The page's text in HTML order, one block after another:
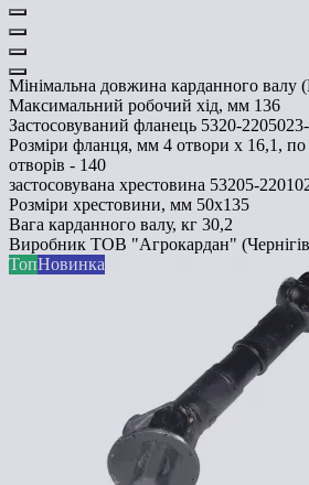
Мінімальна довжина карданного валу
Максимальний робочий хід, мм 136
Застосовуваний фланець 5320-
Розміри фланця, мм 4 отвори х 16,1,
отворів - 140
застосовувана хрестовина 53205-
Розміри хрестовини, мм 50х135
Вага карданного валу, кг 30,2
Виробник ТОВ "Агрокардан"
ТопНовинка